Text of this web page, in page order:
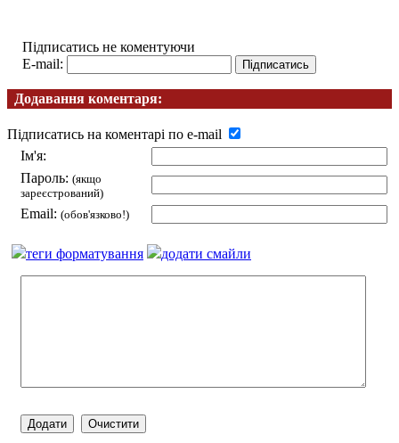
Підписатись не коментуючи
E-mail:
Додавання коментаря:
Підписатись на коментарі по e-mail
Ім'я:
Пароль: (якщо
зареєстрований)
Email: (обов'язково!)
теги форматування додати смайли